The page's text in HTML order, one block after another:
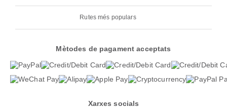
Rutes més populars
Mètodes de pagament acceptats
Xarxes socials